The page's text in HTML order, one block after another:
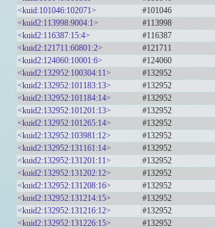
<kuid:101046:102071>
#101046
<kuid2:113998:9004:1>
#113998
<kuid2:116387:15:4>
#116387
<kuid2:121711:60801:2>
#121711
<kuid2:124060:10001:6>
#124060
<kuid2:132952:100304:11>
#132952
<kuid2:132952:101183:13>
#132952
<kuid2:132952:101184:14>
#132952
<kuid2:132952:101201:13>
#132952
<kuid2:132952:101265:14>
#132952
<kuid2:132952:103981:12>
#132952
<kuid2:132952:131161:14>
#132952
<kuid2:132952:131201:11>
#132952
<kuid2:132952:131202:12>
#132952
<kuid2:132952:131208:16>
#132952
<kuid2:132952:131214:15>
#132952
<kuid2:132952:131216:12>
#132952
<kuid2:132952:131226:15>
#132952